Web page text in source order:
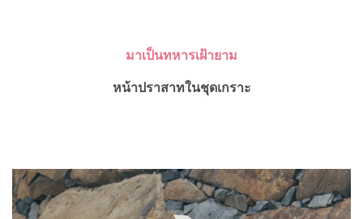
มาเป็นทหารเฝ้ายาม
หน้าปราสาทในชุดเกราะ